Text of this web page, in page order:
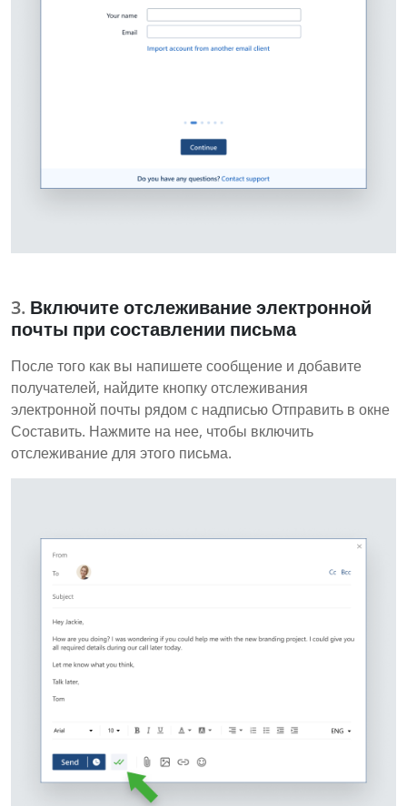
Включите отслеживание электронной
почты при составлении письма
После того как вы напишете сообщение и добавите
получателей, найдите кнопку отслеживания
электронной почты рядом с надписью Отправить в окне
Составить. Нажмите на нее, чтобы включить
отслеживание для этого письма.